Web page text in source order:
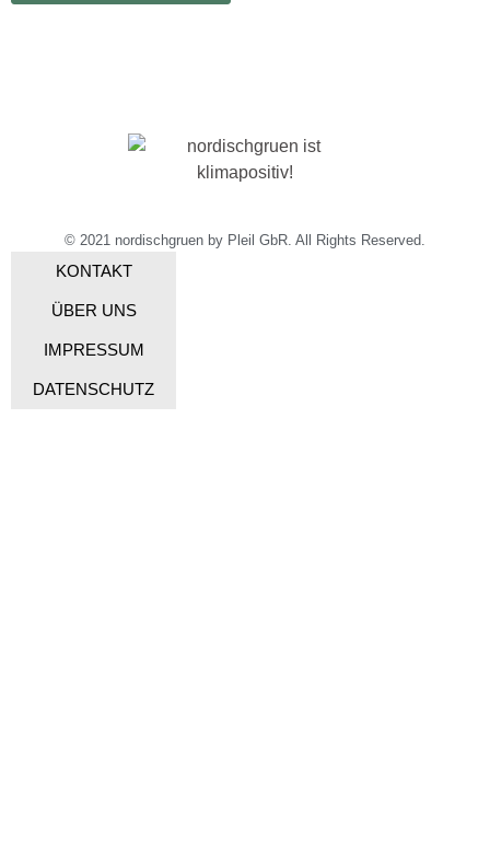
KONTAKT
ÜBER UNS
IMPRESSUM
DATENSCHUTZ
© 2021 nordischgruen by Pleil GbR. All Rights Reserved.